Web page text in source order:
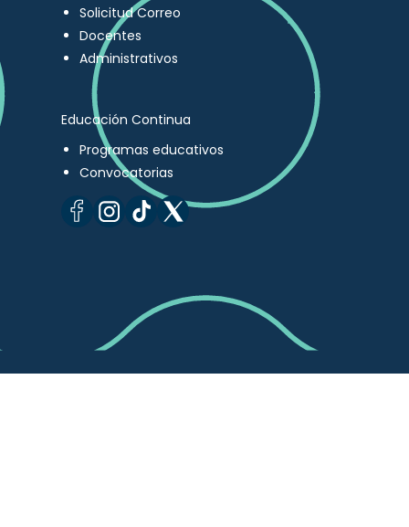
Solicitud Correo
Docentes
Administrativos
Educación Continua
Programas educativos
Convocatorias